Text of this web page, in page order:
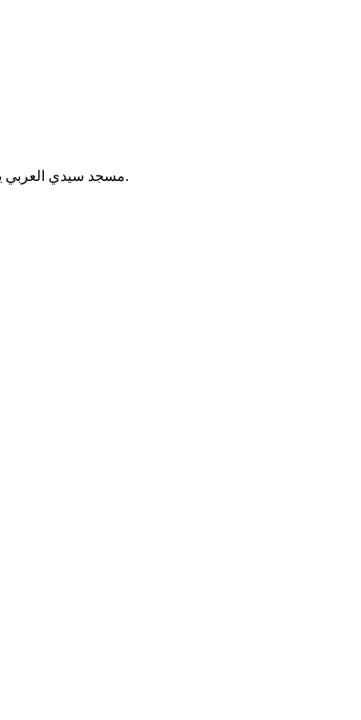
مسجد سيدي العربي يقع في بلدية الوينيت بالجزائر. يُقام فيه الصلوات الخمس والجمعة، ويخدم سكان المنطقة.